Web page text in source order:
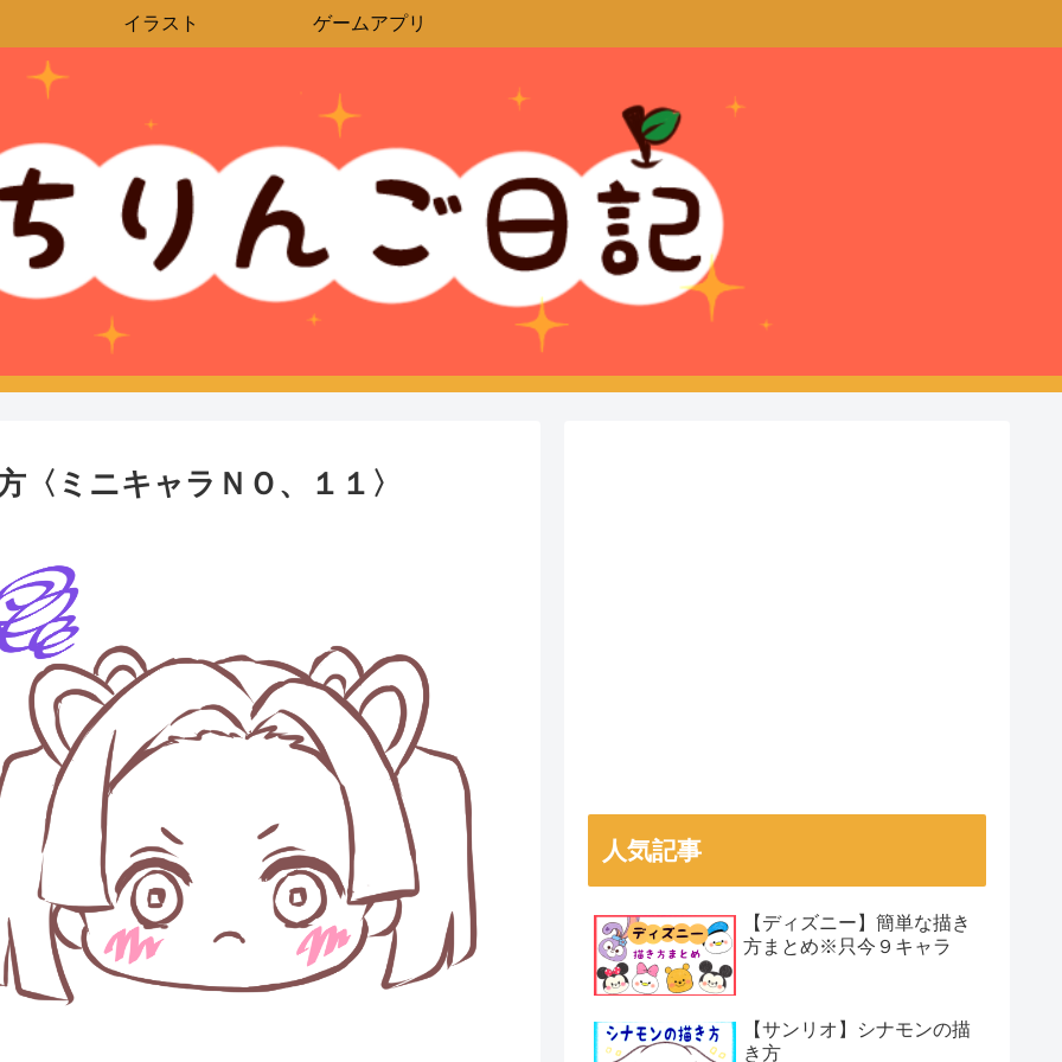
イラスト ゲームアプリ
〈ミニキャラＮＯ、１１〉
人気記事
【ディズニー】簡単な描き
方まとめ※只今９キャラ
【サンリオ】シナモンの描
き方